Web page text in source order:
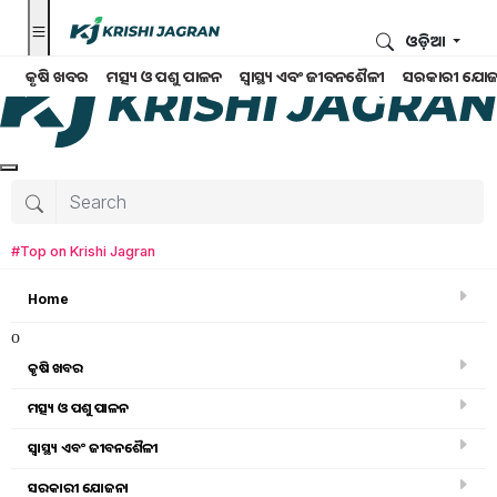
କୃଷି ଖବର ମତ୍ସ୍ୟ ଓ ପଶୁ ପାଳନ ସ୍ୱାସ୍ଥ୍ୟ ଏବଂ ଜୀବନଶୈଳୀ ସରକାରୀ
ଓଡ଼ିଆ
#Top on Krishi Jagran
Home
o
କୃଷି ଖବର
ମତ୍ସ୍ୟ ଓ ପଶୁ ପାଳନ
ସ୍ୱାସ୍ଥ୍ୟ ଏବଂ ଜୀବନଶୈଳୀ
ସରକାରୀ ଯୋଜନା
Search for:
green chilly